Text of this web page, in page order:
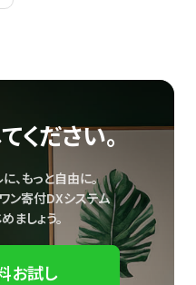
ください。
、もっと自由に。
ン寄付DXシステム
ましょう。
お試し